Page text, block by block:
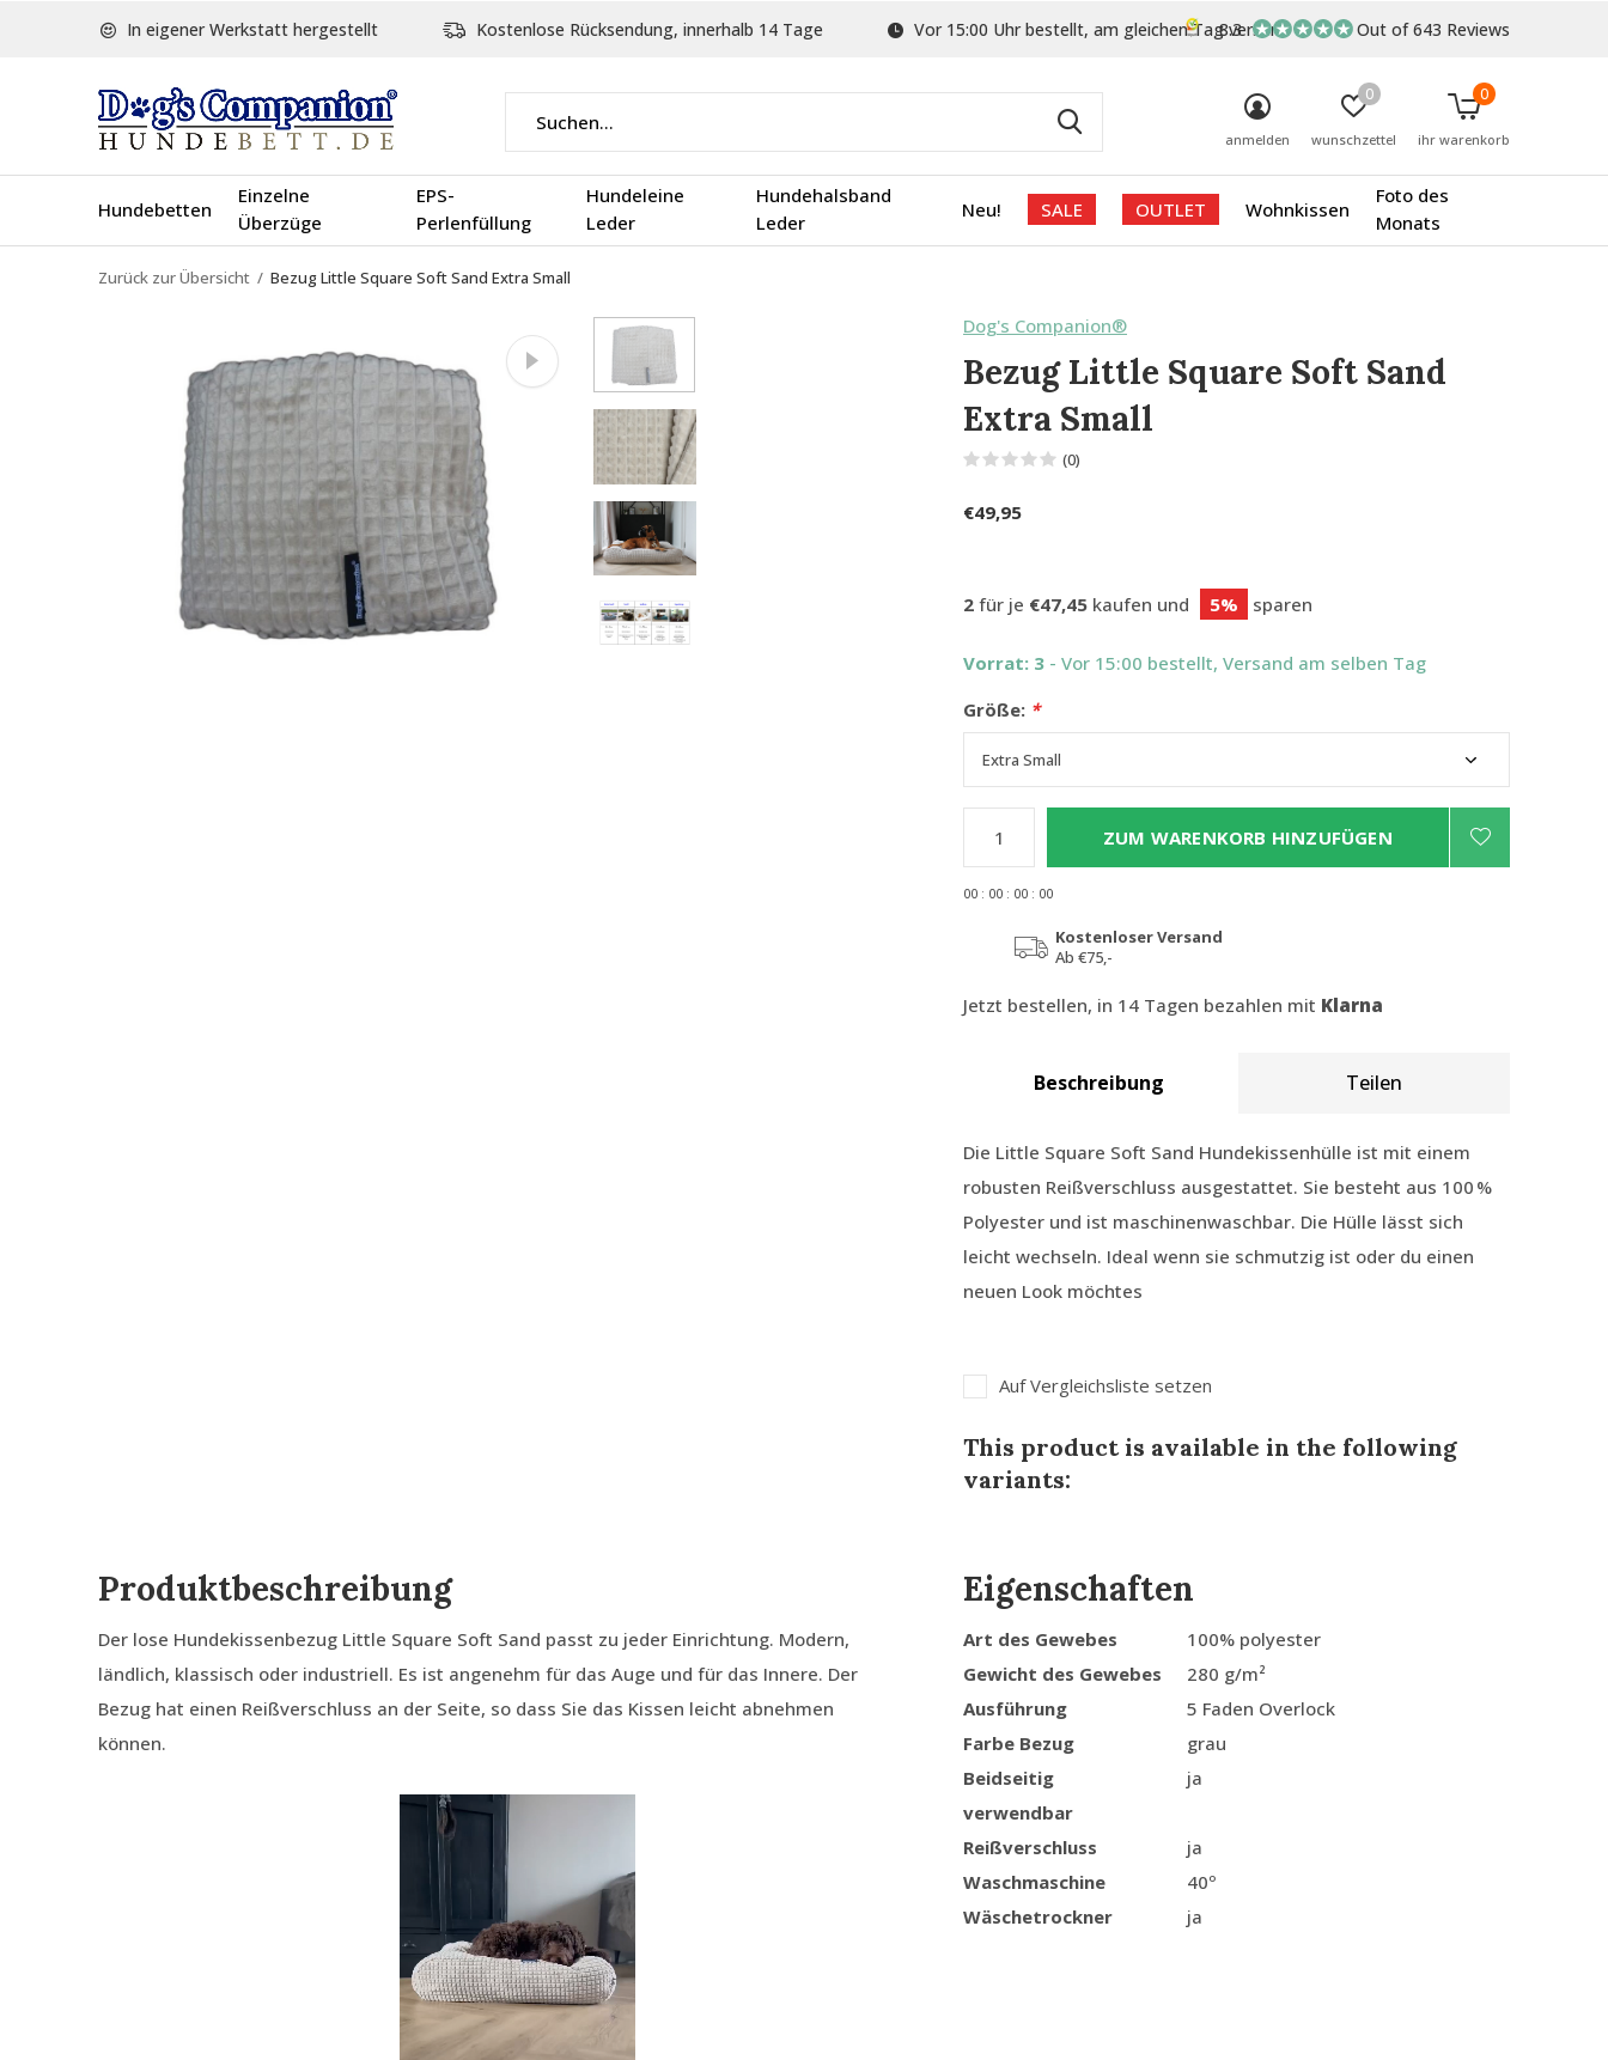
Hundebetten
Einzelne
Überzüge
EPS-
Perlenfüllung
Hundeleine
Leder
Hundehalsband
Leder
Neu! SALE OUTLET Wohnkissen
Foto des
Monats
anmelden wunschzettel
0
ihr warenkorb
0
In eigener Werkstatt hergestellt Kostenlose Rücksendung, innerhalb 14 Tage Vor 15:00 Uhr bestellt, am gleichen Tag versand
8.3 Out of 643 Reviews
Zurück zur Übersicht Bezug Little Square Soft Sand Extra Small
Dog's Companion®
Bezug Little Square Soft Sand
Extra Small
(0)
€49,95
2 für je €47,45 kaufen und 5% sparen
Vorrat: 3 - Vor 15:00 bestellt, Versand am selben Tag
Größe: *
ZUM WARENKORB HINZUFÜGEN
00 : 00 : 00 : 00
Kostenloser Versand
Ab €75,-
Jetzt bestellen, in 14 Tagen bezahlen mit Klarna
Beschreibung Teilen
Die Little Square Soft Sand Hundekissenhülle ist mit einem
robusten Reißverschluss ausgestattet. Sie besteht aus 100 %
Polyester und ist maschinenwaschbar. Die Hülle lässt sich
leicht wechseln. Ideal wenn sie schmutzig ist oder du einen
neuen Look möchtes
Auf Vergleichsliste setzen
This product is available in the following
variants:
Produktbeschreibung
Der lose Hundekissenbezug Little Square Soft Sand passt zu jeder Einrichtung. Modern,
ländlich, klassisch oder industriell. Es ist angenehm für das Auge und für das Innere. Der
Bezug hat einen Reißverschluss an der Seite, so dass Sie das Kissen leicht abnehmen
können.
Eigenschaften
Art des Gewebes
100% polyester
Gewicht des Gewebes
280 g/m²
Ausführung
5 Faden Overlock
Farbe Bezug
grau
Beidseitig
verwendbar
ja
Reißverschluss
ja
Waschmaschine
40º
Wäschetrockner
ja